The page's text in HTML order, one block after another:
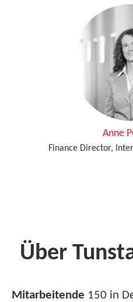
Anne
Finance Director,
Über
Mitarbeitende 150 in